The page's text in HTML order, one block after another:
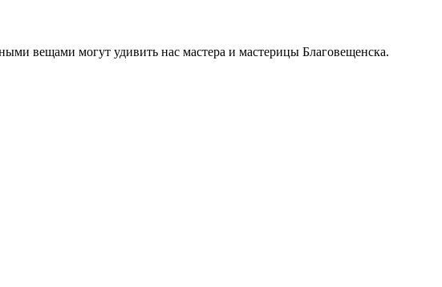
вещами могут удивить нас мастера и мастерицы Благовещенска.